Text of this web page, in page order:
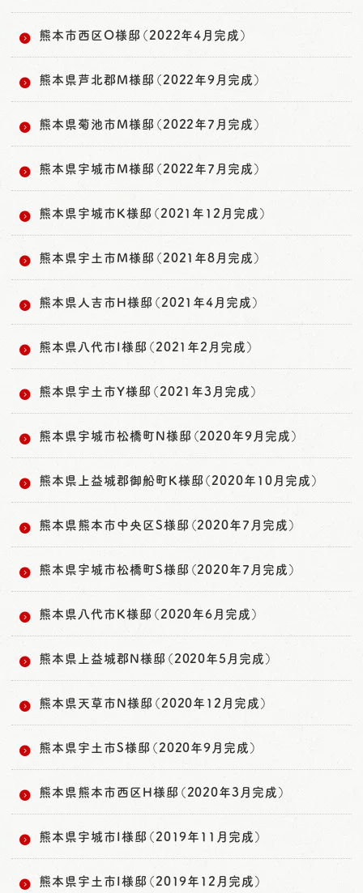
熊本市西区O様邸（2022年4月完成）
熊本県芦北郡M様邸（2022年9月完成）
熊本県菊池市M様邸（2022年7月完成）
熊本県宇城市M様邸（2022年7月完成）
熊本県宇城市K様邸（2021年12月完成）
熊本県宇土市M様邸（2021年8月完成）
熊本県人吉市H様邸（2021年4月完成）
熊本県八代市I様邸（2021年2月完成）
熊本県宇土市Y様邸（2021年3月完成）
熊本県宇城市松橋町N様邸（2020年9月完成）
熊本県上益城郡御船町K様邸（2020年10月完成）
熊本県熊本市中央区S様邸（2020年7月完成）
熊本県宇城市松橋町S様邸（2020年7月完成）
熊本県八代市K様邸（2020年6月完成）
熊本県上益城郡N様邸（2020年5月完成）
熊本県天草市N様邸（2020年12月完成）
熊本県宇土市S様邸（2020年9月完成）
熊本県熊本市西区H様邸（2020年3月完成）
熊本県宇城市I様邸（2019年11月完成）
熊本県宇土市I様邸（2019年12月完成）